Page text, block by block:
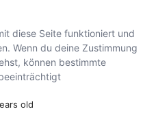
diese Seite funktioniert und
Wenn du deine Zustimmung
können bestimmte
old